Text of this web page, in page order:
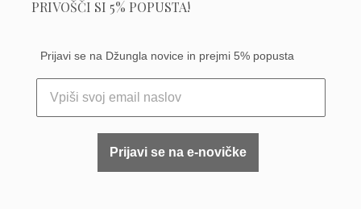
PRIVOŠČI SI 5% POPUSTA!
Prijavi se na Džungla novice in prejmi 5% popusta
Prijavi se na e-novičke